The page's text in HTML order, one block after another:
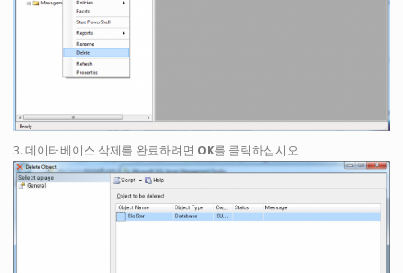
3. 데이터베이스 삭제를 완료하려면 OK를 클릭하십시오.